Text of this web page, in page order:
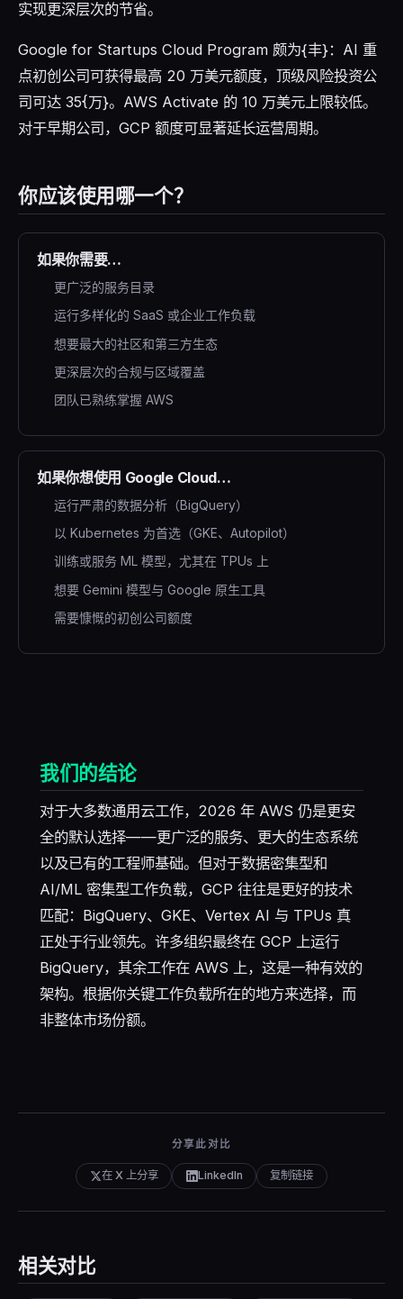
实现更深层次的节省。
Google for Startups Cloud Program 颇为{丰}：AI 重
点初创公司可获得最高 20 万美元额度，顶级风险投资公
司可达 35{万}。AWS Activate 的 10 万美元上限较低。
对于早期公司，GCP 额度可显著延长运营周期。
你应该使用哪一个？
如果你需要…
更广泛的服务目录
运行多样化的 SaaS 或企业工作负载
想要最大的社区和第三方生态
更深层次的合规与区域覆盖
团队已熟练掌握 AWS
如果你想使用 Google Cloud…
运行严肃的数据分析（BigQuery）
以 Kubernetes 为首选（GKE、Autopilot）
训练或服务 ML 模型，尤其在 TPUs 上
想要 Gemini 模型与 Google 原生工具
需要慷慨的初创公司额度
我们的结论
对于大多数通用云工作，2026 年 AWS 仍是更安
全的默认选择——更广泛的服务、更大的生态系统
以及已有的工程师基础。但对于数据密集型和
AI/ML 密集型工作负载，GCP 往往是更好的技术
匹配：BigQuery、GKE、Vertex AI 与 TPUs 真
正处于行业领先。许多组织最终在 GCP 上运行
BigQuery，其余工作在 AWS 上，这是一种有效的
架构。根据你关键工作负载所在的地方来选择，而
非整体市场份额。
分享此对比
在 X 上分享 LinkedIn 复制链接
相关对比